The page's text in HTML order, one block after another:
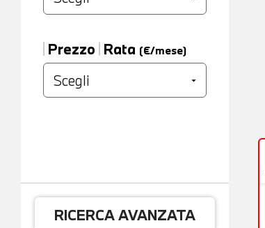
Prezzo Rata (€/mese)
RICERCA AVANZATA